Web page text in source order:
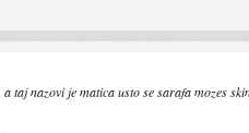
taj nazovi je matica usto se sarafa mozes